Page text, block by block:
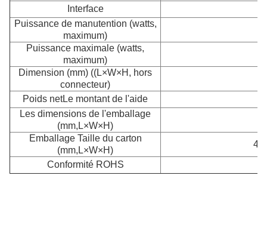
Interface
Puissance de manutention (watts,
maximum)
Puissance maximale (watts,
maximum)
Dimension (mm) ((L×W×H, hors
connecteur)
Poids netLe montant de l'aide
Les dimensions de l'emballage
(mm,L×W×H)
Emballage Taille du carton
(mm,L×W×H)
Conformité ROHS